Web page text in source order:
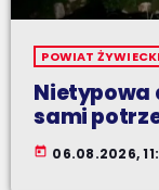
POWIAT ŻYWIECKI
Nietypowa
sami
today 06.08.2026,